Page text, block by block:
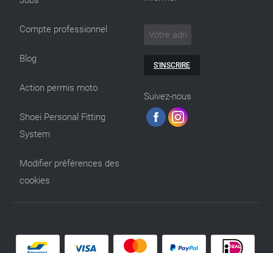
Compte professionnel
Blog
Action permis moto
Shoei Personal Fitting
System
Modifier préférences des
cookies
S'INSCRIRE
Suivez-nous